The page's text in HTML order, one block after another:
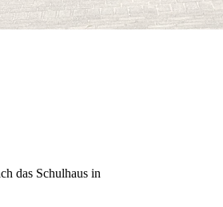
das Schulhaus in